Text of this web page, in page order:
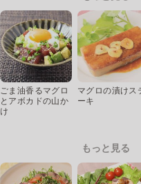
ごま油香るマグロ
とアボカドの山か
け
マグロの漬けス
ーキ
もっと見る